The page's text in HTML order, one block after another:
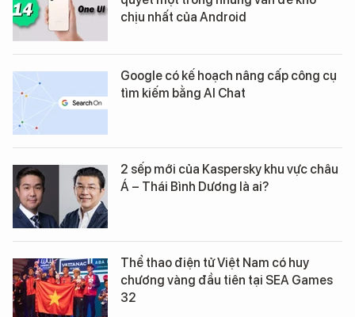
chịu nhất của Android
Google có kế hoạch nâng cấp công cụ
tìm kiếm bằng AI Chat
2 sếp mới của Kaspersky khu vực châu
Á – Thái Bình Dương là ai?
Thể thao điện tử Việt Nam có huy
chương vàng đầu tiên tại SEA Games
32